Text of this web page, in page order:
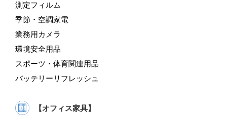
測定フィルム
季節・空調家電
業務用カメラ
環境安全用品
スポーツ・体育関連用品
バッテリーリフレッシュ
【オフィス家具】